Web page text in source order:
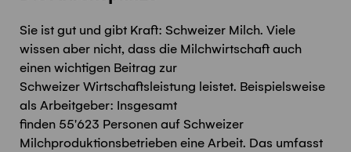
Sie ist gut und gibt Kraft: Schweizer Milch. Viele
wissen aber nicht, dass die Milchwirtschaft auch
einen wichtigen Beitrag zur
Schweizer Wirtschaftsleistung leistet. Beispielsweise
als Arbeitgeber: Insgesamt
finden 55'623 Personen auf Schweizer
Milchproduktionsbetrieben eine Arbeit. Das umfasst